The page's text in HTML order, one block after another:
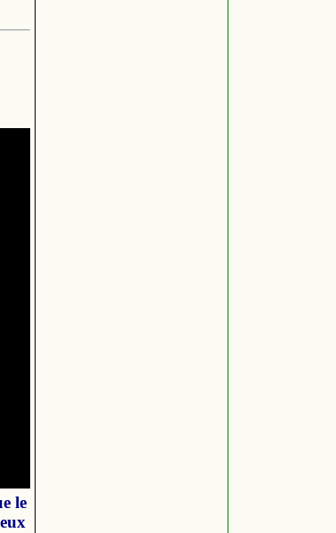
le